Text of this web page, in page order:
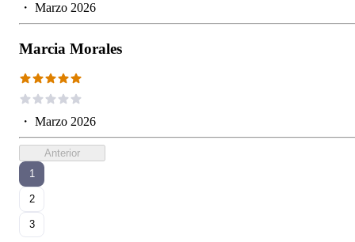
・ Marzo 2026
Marcia Morales
・ Marzo 2026
Anterior
1
2
3